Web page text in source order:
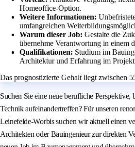
Homeoffice-Option.
Weitere Informationen:
umfangreichen
Warum dieser Job: Gestalte die
übernehme Verantwortung in einem
Qualifikationen: Studium im
Architektur und Erfahrung im
Das prognostizierte Gehalt liegt zwischen
Suchen Sie eine neue berufliche
Technik aufeinandertreffen? Für unseren
Leinefelde-Worbis suchen wir aktuell einen
Architekten oder Bauingenieur zur direkten